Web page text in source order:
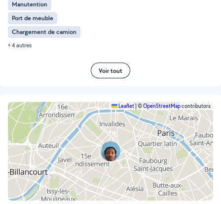
Manutention
Port de meuble
Chargement de camion
+ 4 autres
Voir tout
Leaflet|©OpenStreetMapcontributors